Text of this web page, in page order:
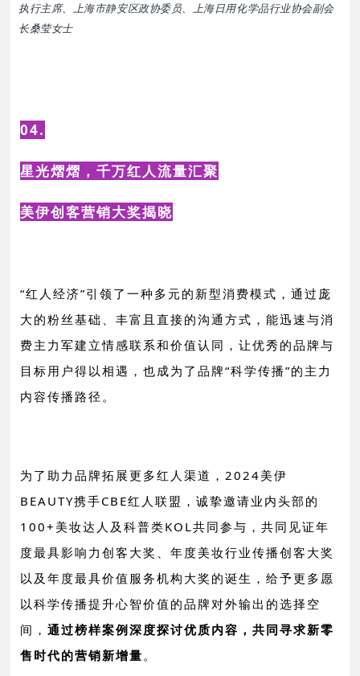
执行主席、上海市静安区政协委员、上海日用化学品行业协会副会
长桑莹女士
04.
星光熠熠，千万红人流量汇聚
美伊创客营销大奖揭晓
“红人经济”引领了一种多元的新型消费模式，通过庞
大的粉丝基础、丰富且直接的沟通方式，能迅速与消
费主力军建立情感联系和价值认同，让优秀的品牌与
目标用户得以相遇，也成为了品牌“科学传播”的主力
内容传播路径。
为了助力品牌拓展更多红人渠道，2024美伊
BEAUTY携手CBE红人联盟，诚挚邀请业内头部的
100+美妆达人及科普类KOL共同参与，共同见证年
度最具影响力创客大奖、年度美妆行业传播创客大奖
以及年度最具价值服务机构大奖的诞生，给予更多愿
以科学传播提升心智价值的品牌对外输出的选择空
间，通过榜样案例深度探讨优质内容，共同寻求新零
售时代的营销新增量。